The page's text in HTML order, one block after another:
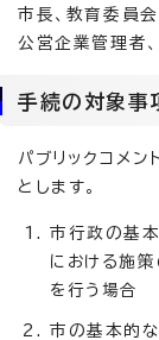
市長、教育委員会
公営企業管理者
手続の対象事
パブリックコメ
とします。
市行政の基
における施
を行う場合
市の基本的